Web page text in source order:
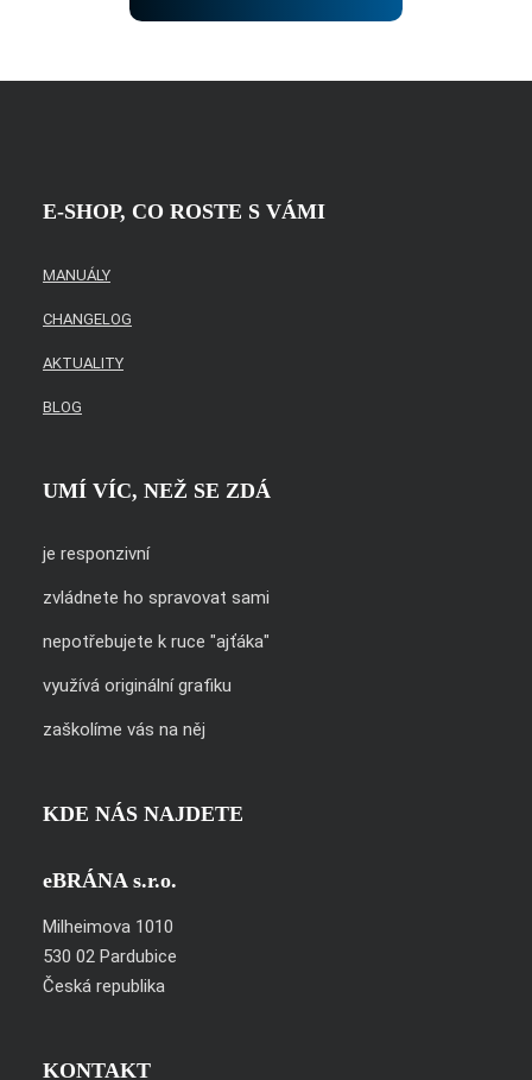
nepodařilo
E-SHOP, CO ROSTE S VÁMI
MANUÁLY
CHANGELOG
AKTUALITY
BLOG
UMÍ VÍC, NEŽ SE ZDÁ
je responzivní
zvládnete ho spravovat sami
nepotřebujete k ruce "ajťáka"
využívá originální grafiku
zaškolíme vás na něj
KDE NÁS NAJDETE
eBRÁNA s.r.o.
Milheimova 1010
530 02 Pardubice
Česká republika
KONTAKT